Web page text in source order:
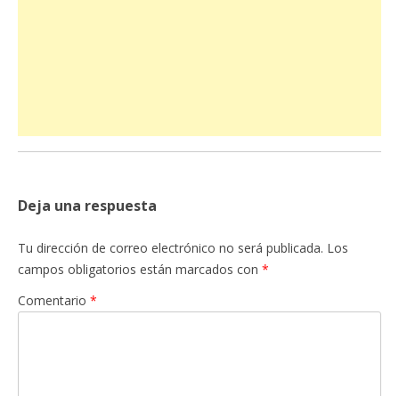
Deja una respuesta
Tu dirección de correo electrónico no será publicada. Los
campos obligatorios están marcados con *
Comentario *